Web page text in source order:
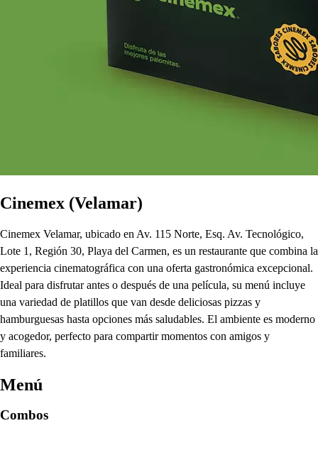
Cinemex (Velamar)
Cinemex Velamar, ubicado en Av. 115 Norte, Esq. Av. Tecnológico,
Lote 1, Región 30, Playa del Carmen, es un restaurante que combina la
experiencia cinematográfica con una oferta gastronómica excepcional.
Ideal para disfrutar antes o después de una película, su menú incluye
una variedad de platillos que van desde deliciosas pizzas y
hamburguesas hasta opciones más saludables. El ambiente es moderno
y acogedor, perfecto para compartir momentos con amigos y
familiares.
Menú
Combos